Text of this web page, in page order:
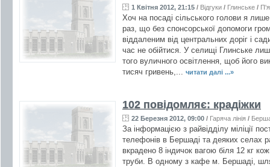
1 Квітня 2012, 21:15 / Відгуки / Глинське /
Хоч на посаді сільського голови я
раз, що без спонсорської допомоги
віддаленим від центральних доріг і
час не обійтися. У селищі Глинське
того вуличного освітлення, щоб його
тисяч гривень,... читати далі ...»
102 повідомляє: крадіжки
22 Березня 2012, 09:00 / Гаряча лінія /
За інформацією з райвідділу міліції
телефонів в Бершаді та деяких селах
вкрадено 8 індичок вагою біля 12 кг
труби. В одному з кафе м. Бершаді,